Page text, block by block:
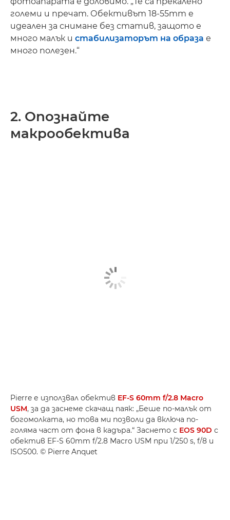
големи и пречат. Обективът 18-55mm е
идеален за снимане без статив, защото е
много малък и стабилизаторът на образа е
много полезен.“
2. Опознайте
макрообектива
Pierre е използвал обектив EF-S 60mm f/2.8 Macro
USM, за да заснеме скачащ паяк: „Беше по-малък от
богомолката, но това ми позволи да включа по-
голяма част от фона в кадъра.“ Заснето с EOS 90D с
обектив EF-S 60mm f/2.8 Macro USM при 1/250 s, f/8 и
ISO500. © Pierre Anquet